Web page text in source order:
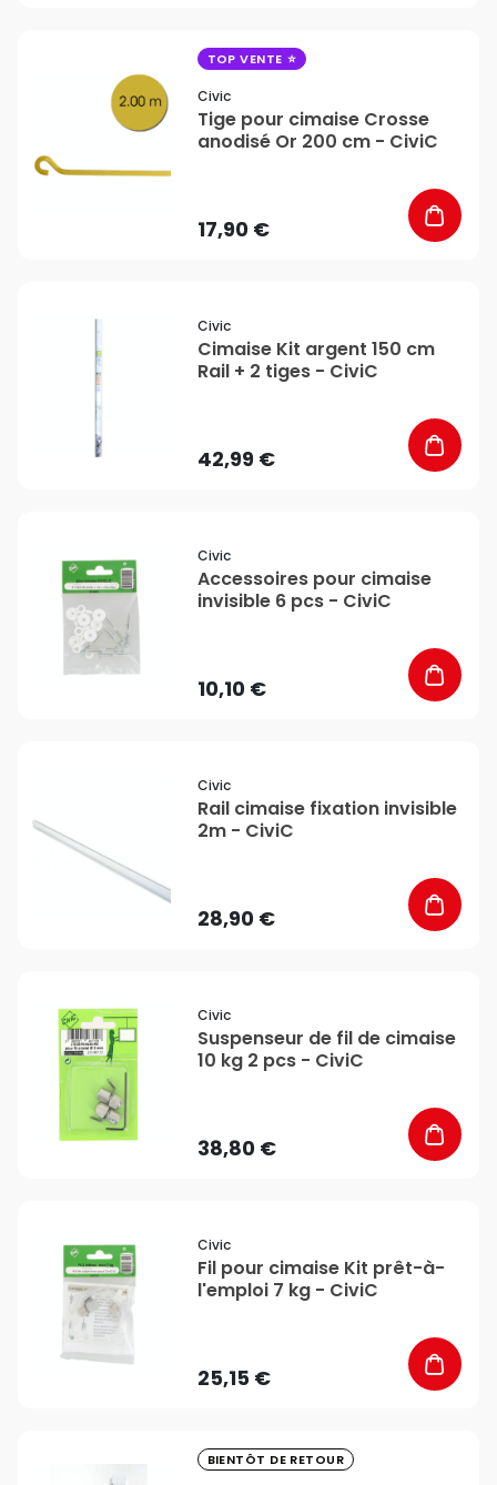
TOP VENTE
Civic
Tige pour cimaise Crosse
anodisé Or 200 cm - CiviC
17,90 €
Civic
Cimaise Kit argent 150 cm
Rail + 2 tiges - CiviC
42,99 €
Civic
Accessoires pour cimaise
invisible 6 pcs - CiviC
10,10 €
Civic
Rail cimaise fixation invisible
2m - CiviC
28,90 €
Civic
Suspenseur de fil de cimaise
10 kg 2 pcs - CiviC
38,80 €
Civic
Fil pour cimaise Kit prêt-à-
l'emploi 7 kg - CiviC
25,15 €
BIENTÔT DE RETOUR